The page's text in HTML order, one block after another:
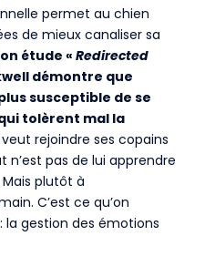
permet au chien
de mieux canaliser sa
étude «Redirected
démontre que
susceptible de se
tolèrent mal la
rejoindre ses copains
n’est pas de lui apprendre
plutôt à
C’est ce qu’on
la gestion des émotions